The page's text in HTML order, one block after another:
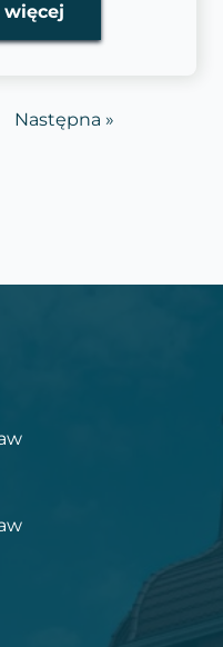
więcej
Następna »